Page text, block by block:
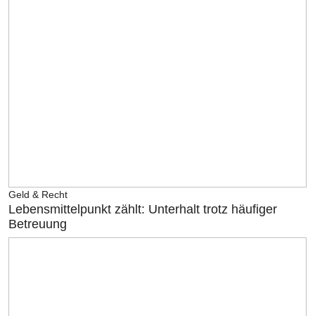
Geld & Recht
Lebensmittelpunkt zählt: Unterhalt trotz häufiger
Betreuung